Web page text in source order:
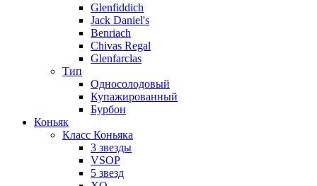
Glenfiddich
Jack Daniel's
Benriach
Chivas Regal
Glenfarclas
Тип
Односолодовый
Купажированный
Бурбон
Коньяк
Класс Коньяка
3 звезды
VSOP
5 звезд